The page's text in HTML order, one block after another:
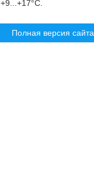
+9...+17°С.
Полная версия сайта